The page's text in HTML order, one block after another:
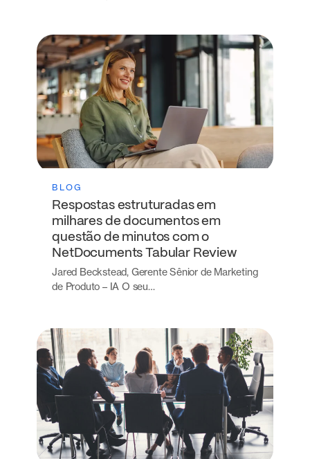
BLOG
Respostas estruturadas em
milhares de documentos em
questão de minutos com o
NetDocuments Tabular Review
Jared Beckstead, Gerente Sênior de Marketing
de Produto – IA O seu…